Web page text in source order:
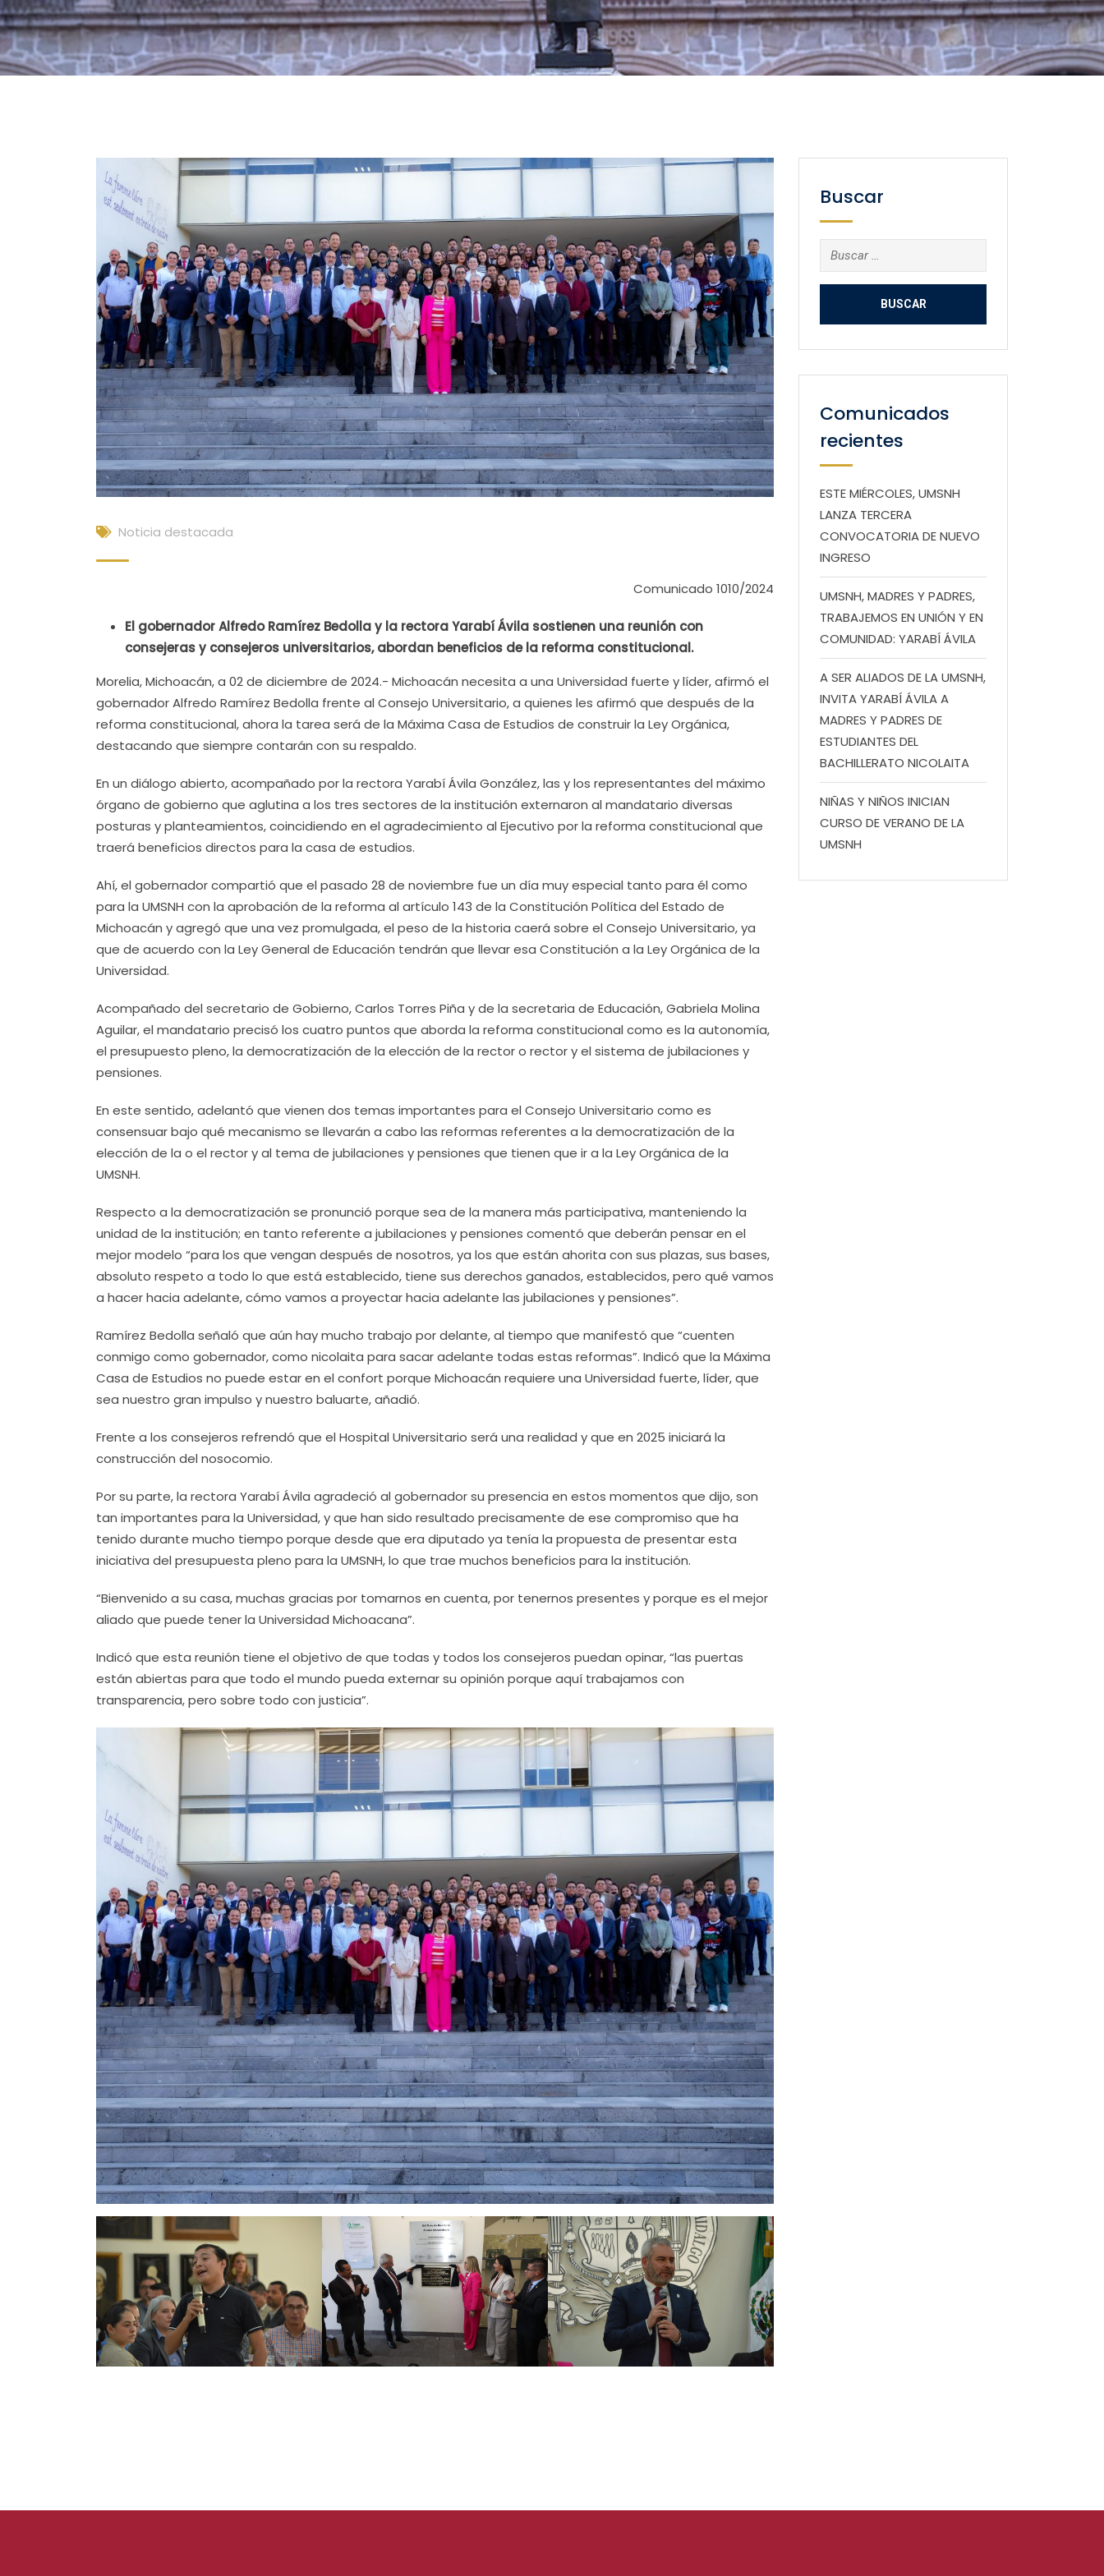
Noticia destacada
Comunicado 1010/2024
El gobernador Alfredo Ramírez Bedolla y la rectora Yarabí Ávila sostienen una reunión con
consejeras y consejeros universitarios, abordan beneficios de la reforma constitucional.
Morelia, Michoacán, a 02 de diciembre de 2024.- Michoacán necesita a una Universidad fuerte y líder, afirmó el
gobernador Alfredo Ramírez Bedolla frente al Consejo Universitario, a quienes les afirmó que después de la
reforma constitucional, ahora la tarea será de la Máxima Casa de Estudios de construir la Ley Orgánica,
destacando que siempre contarán con su respaldo.
En un diálogo abierto, acompañado por la rectora Yarabí Ávila González, las y los representantes del máximo
órgano de gobierno que aglutina a los tres sectores de la institución externaron al mandatario diversas
posturas y planteamientos, coincidiendo en el agradecimiento al Ejecutivo por la reforma constitucional que
traerá beneficios directos para la casa de estudios.
Ahí, el gobernador compartió que el pasado 28 de noviembre fue un día muy especial tanto para él como
para la UMSNH con la aprobación de la reforma al artículo 143 de la Constitución Política del Estado de
Michoacán y agregó que una vez promulgada, el peso de la historia caerá sobre el Consejo Universitario, ya
que de acuerdo con la Ley General de Educación tendrán que llevar esa Constitución a la Ley Orgánica de la
Universidad.
Acompañado del secretario de Gobierno, Carlos Torres Piña y de la secretaria de Educación, Gabriela Molina
Aguilar, el mandatario precisó los cuatro puntos que aborda la reforma constitucional como es la autonomía,
el presupuesto pleno, la democratización de la elección de la rector o rector y el sistema de jubilaciones y
pensiones.
En este sentido, adelantó que vienen dos temas importantes para el Consejo Universitario como es
consensuar bajo qué mecanismo se llevarán a cabo las reformas referentes a la democratización de la
elección de la o el rector y al tema de jubilaciones y pensiones que tienen que ir a la Ley Orgánica de la
UMSNH.
Respecto a la democratización se pronunció porque sea de la manera más participativa, manteniendo la
unidad de la institución; en tanto referente a jubilaciones y pensiones comentó que deberán pensar en el
mejor modelo “para los que vengan después de nosotros, ya los que están ahorita con sus plazas, sus bases,
absoluto respeto a todo lo que está establecido, tiene sus derechos ganados, establecidos, pero qué vamos
a hacer hacia adelante, cómo vamos a proyectar hacia adelante las jubilaciones y pensiones”.
Ramírez Bedolla señaló que aún hay mucho trabajo por delante, al tiempo que manifestó que “cuenten
conmigo como gobernador, como nicolaita para sacar adelante todas estas reformas”. Indicó que la Máxima
Casa de Estudios no puede estar en el confort porque Michoacán requiere una Universidad fuerte, líder, que
sea nuestro gran impulso y nuestro baluarte, añadió.
Frente a los consejeros refrendó que el Hospital Universitario será una realidad y que en 2025 iniciará la
construcción del nosocomio.
Por su parte, la rectora Yarabí Ávila agradeció al gobernador su presencia en estos momentos que dijo, son
tan importantes para la Universidad, y que han sido resultado precisamente de ese compromiso que ha
tenido durante mucho tiempo porque desde que era diputado ya tenía la propuesta de presentar esta
iniciativa del presupuesta pleno para la UMSNH, lo que trae muchos beneficios para la institución.
“Bienvenido a su casa, muchas gracias por tomarnos en cuenta, por tenernos presentes y porque es el mejor
aliado que puede tener la Universidad Michoacana”.
Indicó que esta reunión tiene el objetivo de que todas y todos los consejeros puedan opinar, “las puertas
están abiertas para que todo el mundo pueda externar su opinión porque aquí trabajamos con
transparencia, pero sobre todo con justicia”.
Buscar
Buscar:
Comunicados
recientes
ESTE MIÉRCOLES, UMSNH
LANZA TERCERA
CONVOCATORIA DE NUEVO
INGRESO
UMSNH, MADRES Y PADRES,
TRABAJEMOS EN UNIÓN Y EN
COMUNIDAD: YARABÍ ÁVILA
A SER ALIADOS DE LA UMSNH,
INVITA YARABÍ ÁVILA A
MADRES Y PADRES DE
ESTUDIANTES DEL
BACHILLERATO NICOLAITA
NIÑAS Y NIÑOS INICIAN
CURSO DE VERANO DE LA
UMSNH